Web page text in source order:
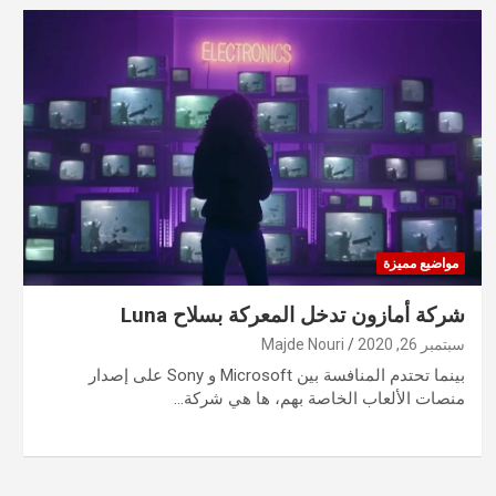
مواضيع مميزة
شركة أمازون تدخل المعركة بسلاح Luna
سبتمبر 26, 2020 Majde Nouri
بينما تحتدم المنافسة بين Microsoft و Sony على إصدار
منصات الألعاب الخاصة بهم، ها هي شركة…